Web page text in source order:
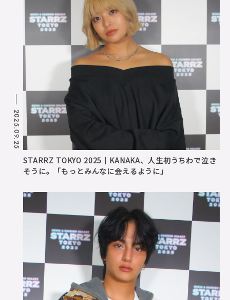
2025.09.25
STARRZ TOKYO 2025｜KANAKA、人生初うちわで泣き
そうに。「もっとみんなに会えるように」